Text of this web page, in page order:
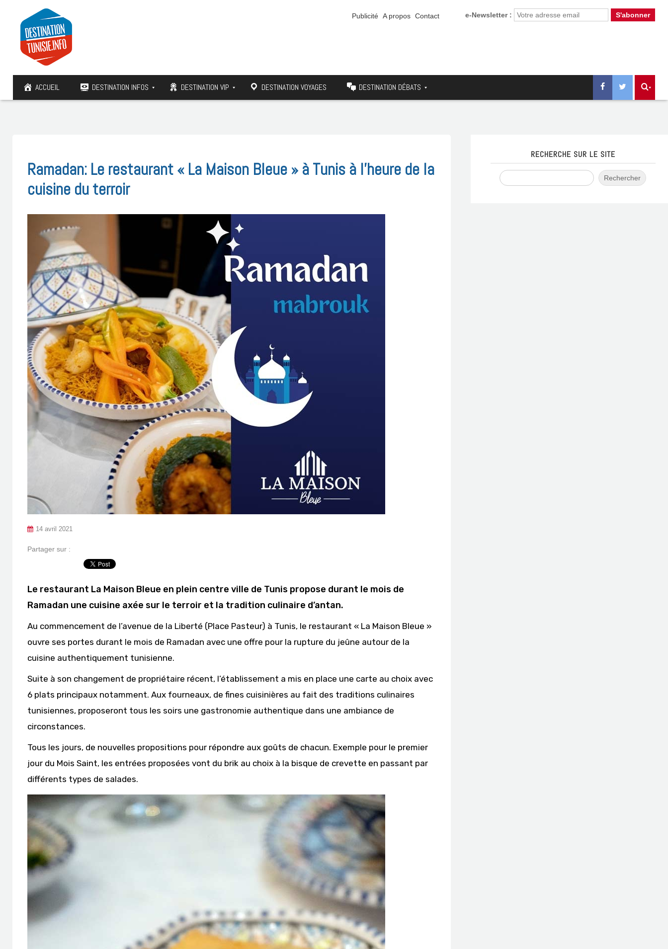
e-Newsletter :
Publicité A propos Contact
ACCUEIL DESTINATION INFOS DESTINATION VIP DESTINATION VOYAGES DESTINATION DÉBATS
Ramadan: Le restaurant « La Maison Bleue » à Tunis à l’heure de la
cuisine du terroir
14 avril 2021
Partager sur :
Le restaurant La Maison Bleue en plein centre ville de Tunis propose durant le mois de
Ramadan une cuisine axée sur le terroir et la tradition culinaire d’antan.
Au commencement de l’avenue de la Liberté (Place Pasteur) à Tunis, le restaurant « La Maison Bleue »
ouvre ses portes durant le mois de Ramadan avec une offre pour la rupture du jeûne autour de la
cuisine authentiquement tunisienne.
Suite à son changement de propriétaire récent, l’établissement a mis en place une carte au choix avec
6 plats principaux notamment. Aux fourneaux, de fines cuisinières au fait des traditions culinaires
tunisiennes, proposeront tous les soirs une gastronomie authentique dans une ambiance de
circonstances.
Tous les jours, de nouvelles propositions pour répondre aux goûts de chacun. Exemple pour le premier
jour du Mois Saint, les entrées proposées vont du brik au choix à la bisque de crevette en passant par
différents types de salades.
RECHERCHE SUR LE SITE